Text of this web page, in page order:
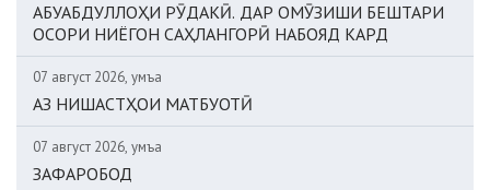
АБУАБДУЛЛОҲИ РӮДАКӢ. ДАР ОМӮЗИШИ БЕШТАРИ
ОСОРИ НИЁГОН САҲЛАНГОРӢ НАБОЯД КАРД
07 август 2026, Ҷумъа
АЗ НИШАСТҲОИ МАТБУОТӢ
07 август 2026, Ҷумъа
ЗАФАРОБОД